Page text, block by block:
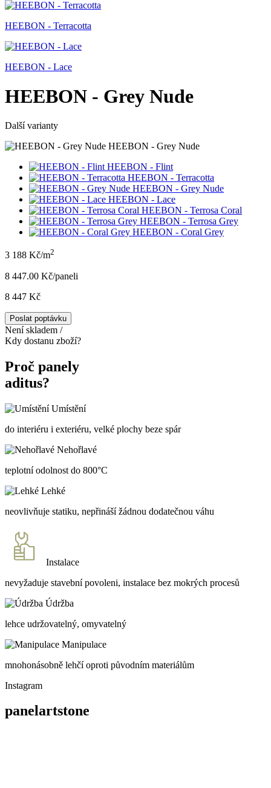
HEEBON - Terracotta
HEEBON - Lace
HEEBON - Grey Nude
Další varianty
HEEBON - Grey Nude
HEEBON - Flint
HEEBON - Terracotta
HEEBON - Grey Nude
HEEBON - Lace
HEEBON - Terrosa Coral
HEEBON - Terrosa Grey
HEEBON - Coral Grey
3 188 Kč/m2
8 447.00 Kč/paneli
8 447 Kč
Poslat poptávku
Není skladem /
Kdy dostanu zboží?
Proč panely
aditus?
Umístění
do interiéru i exteriéru, velké plochy beze spár
Nehořlavé
teplotní odolnost do 800°C
Lehké
neovlivňuje statiku, nepřináší žádnou dodatečnou váhu
Instalace
nevyžaduje stavební povoleni, instalace bez mokrých procesů
Údržba
lehce udržovatelný, omyvatelný
Manipulace
mnohonásobně lehčí oproti původním materiálům
Instagram
panelartstone